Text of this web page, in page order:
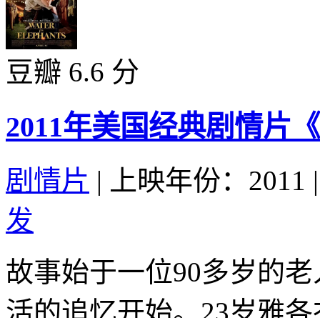
豆瓣 6.6 分
2011年美国经典剧情片
剧情片 | 上映年份：2011 |
发
故事始于一位90多岁的